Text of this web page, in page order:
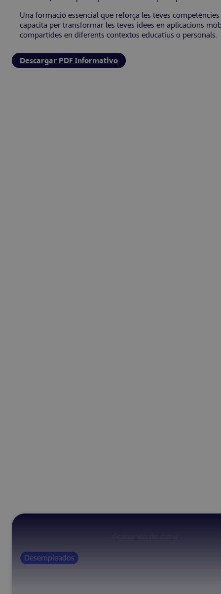
Una formació essencial que reforça les teves
capacita per transformar les teves idees en aplicacions
compartides en diferents contextos educatius o personals.
Descargar PDF Informativo
Desempleados